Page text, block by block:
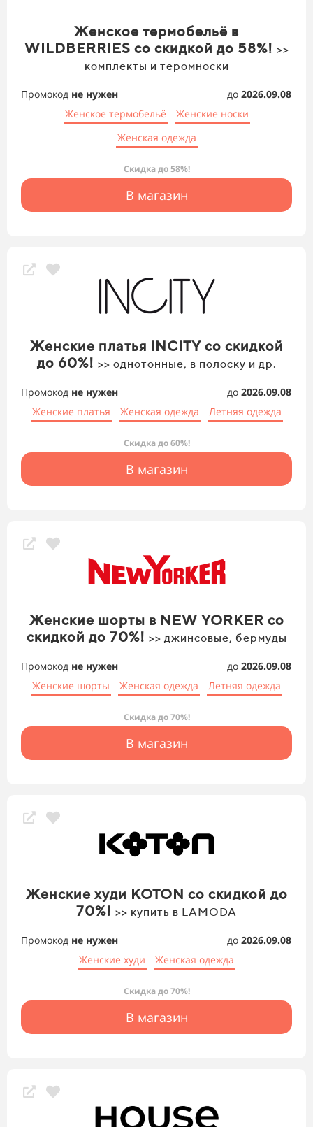
Женское термобельё в
WILDBERRIES со скидкой до 58%! >>
комплекты и теромноски
Промокод не нужен до 2026.09.08
Женское термобельё
Женские носки
Женская одежда
Скидка до 58%!
В магазин
Женские платья INCITY со скидкой
до 60%! >> однотонные, в полоску и др.
Промокод не нужен до 2026.09.08
Женские платья
Женская одежда Летняя одежда
Скидка до 60%!
В магазин
Женские шорты в NEW YORKER со
скидкой до 70%! >> джинсовые, бермуды
Промокод не нужен до 2026.09.08
Женские шорты
Женская одежда Летняя одежда
Скидка до 70%!
В магазин
Женские худи KOTON со скидкой до
70%! >> купить в LAMODA
Промокод не нужен до 2026.09.08
Женские худи
Женская одежда
Скидка до 70%!
В магазин